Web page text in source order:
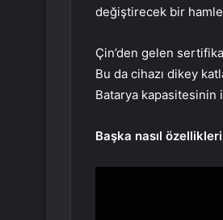
değiştirecek bir hamle
Çin’den gelen
Bu da cihazı dikey
Batarya kapasitesinin
Başka nasıl